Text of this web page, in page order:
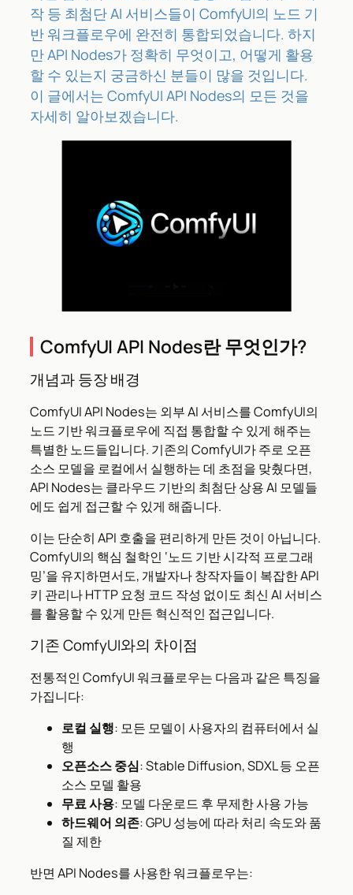
작 등 최첨단 AI 서비스들이 ComfyUI의 노드 기
반 워크플로우에 완전히 통합되었습니다. 하지
만 API Nodes가 정확히 무엇이고, 어떻게 활용
할 수 있는지 궁금하신 분들이 많을 것입니다.
이 글에서는 ComfyUI API Nodes의 모든 것을
자세히 알아보겠습니다.
ComfyUI API Nodes란 무엇인가?
개념과 등장 배경
ComfyUI API Nodes는 외부 AI 서비스를 ComfyUI의
노드 기반 워크플로우에 직접 통합할 수 있게 해주는
특별한 노드들입니다. 기존의 ComfyUI가 주로 오픈
소스 모델을 로컬에서 실행하는 데 초점을 맞췄다면,
API Nodes는 클라우드 기반의 최첨단 상용 AI 모델들
에도 쉽게 접근할 수 있게 해줍니다.
이는 단순히 API 호출을 편리하게 만든 것이 아닙니다.
ComfyUI의 핵심 철학인 ‘노드 기반 시각적 프로그래
밍’을 유지하면서도, 개발자나 창작자들이 복잡한 API
키 관리나 HTTP 요청 코드 작성 없이도 최신 AI 서비스
를 활용할 수 있게 만든 혁신적인 접근입니다.
기존 ComfyUI와의 차이점
전통적인 ComfyUI 워크플로우는 다음과 같은 특징을
가집니다:
로컬 실행: 모든 모델이 사용자의 컴퓨터에서 실
행
오픈소스 중심: Stable Diffusion, SDXL 등 오픈
소스 모델 활용
무료 사용: 모델 다운로드 후 무제한 사용 가능
하드웨어 의존: GPU 성능에 따라 처리 속도와 품
질 제한
반면 API Nodes를 사용한 워크플로우는: